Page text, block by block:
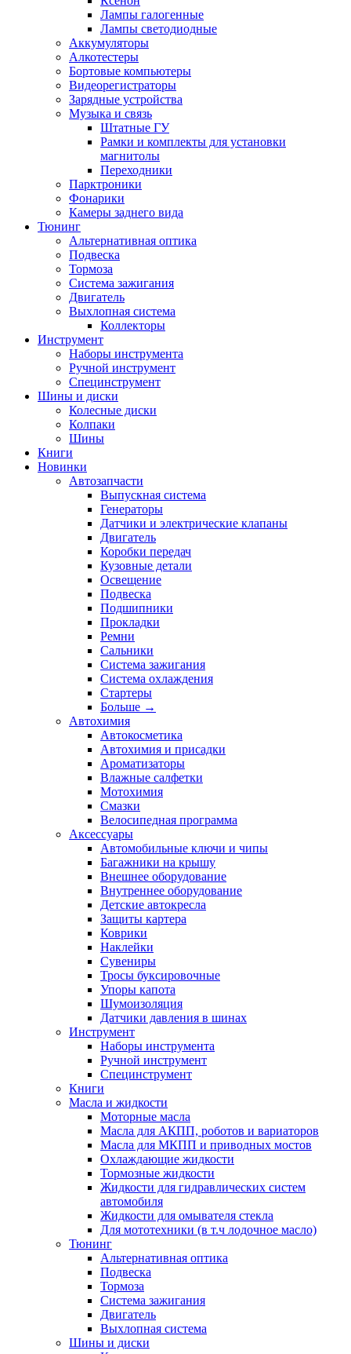
Лампы галогенные
Лампы светодиодные
Аккумуляторы
Алкотестеры
Бортовые компьютеры
Видеорегистраторы
Зарядные устройства
Музыка и связь
Штатные ГУ
Рамки и комплекты для установки
магнитолы
Переходники
Парктроники
Фонарики
Камеры заднего вида
Тюнинг
Альтернативная оптика
Подвеска
Тормоза
Система зажигания
Двигатель
Выхлопная система
Коллекторы
Инструмент
Наборы инструмента
Ручной инструмент
Специнструмент
Шины и диски
Колесные диски
Колпаки
Шины
Книги
Новинки
Автозапчасти
Выпускная система
Генераторы
Датчики и электрические клапаны
Двигатель
Коробки передач
Кузовные детали
Освещение
Подвеска
Подшипники
Прокладки
Ремни
Сальники
Система зажигания
Система охлаждения
Стартеры
Больше →
Автохимия
Автокосметика
Автохимия и присадки
Ароматизаторы
Влажные салфетки
Мотохимия
Смазки
Велосипедная программа
Аксессуары
Автомобильные ключи и чипы
Багажники на крышу
Внешнее оборудование
Внутреннее оборудование
Детские автокресла
Защиты картера
Коврики
Наклейки
Сувениры
Тросы буксировочные
Упоры капота
Шумоизоляция
Датчики давления в шинах
Инструмент
Наборы инструмента
Ручной инструмент
Специнструмент
Книги
Масла и жидкости
Моторные масла
Масла для АКПП, роботов и вариаторов
Масла для МКПП и приводных мостов
Охлаждающие жидкости
Тормозные жидкости
Жидкости для гидравлических систем
автомобиля
Жидкости для омывателя стекла
Для мототехники (в т.ч лодочное масло)
Тюнинг
Альтернативная оптика
Подвеска
Тормоза
Система зажигания
Двигатель
Выхлопная система
Шины и диски